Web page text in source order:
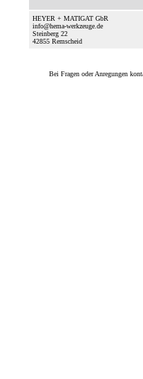
HEYER + MATIGAT GbR
info@hema-werkzeuge.de
Steinberg 22
42855 Remscheid
Bei Fragen oder Anregungen